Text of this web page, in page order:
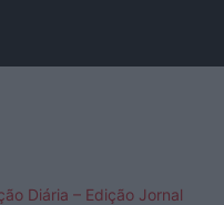
Diária – Edição Jornal